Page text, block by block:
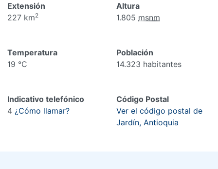
Extensión
227 km2
Altura
1.805 msnm
Temperatura
19 °C
Población
14.323 habitantes
Indicativo telefónico
4 ¿Cómo llamar?
Código Postal
Ver el código postal de
Jardín, Antioquia